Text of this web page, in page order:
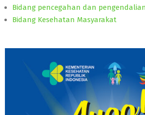
Bidang pencegahan dan
Bidang Kesehatan Masyarakat